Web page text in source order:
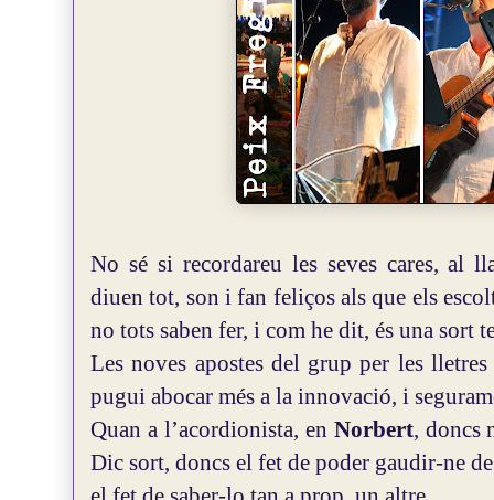
No sé si recordareu les seves cares, al
diuen tot, son i fan feliços als que els
no tots saben fer, i com he dit, és una sort
Les noves apostes del grup per les
pugui abocar més a la innovació, i
Quan a l’acordionista, en Norbert, doncs
Dic sort, doncs el fet de poder gaudir-ne